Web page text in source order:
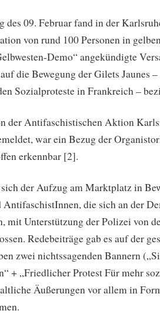
des 09. Februar fand in der
von rund 100 Personen in
Demo“ angekündigte
die Bewegung der Gilets Jaunes
Sozialproteste in Frankreich –
der Antifaschistischen Aktion
war ein Bezug der
erkennbar [2].
der Aufzug am Marktplatz in
die sich an der
mit Unterstützung der Polizei von
Redebeiträge gab es auf der
zwei nichtssagenden Bannern
+ „Friedlicher Protest Für mehr
Äußerungen vor allem in